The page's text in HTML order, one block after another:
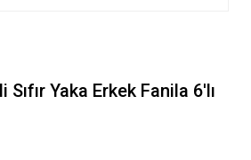
Yaka Erkek Fanila 6'lı